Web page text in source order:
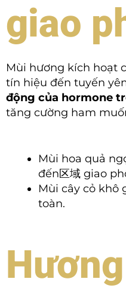
giao
Mùi hương kích hoạt
tín hiệu đến tuyến
động của hormone
tăng cường ham
Mùi hoa quả
đến区域 giao
Mùi cây cỏ khô
toàn.